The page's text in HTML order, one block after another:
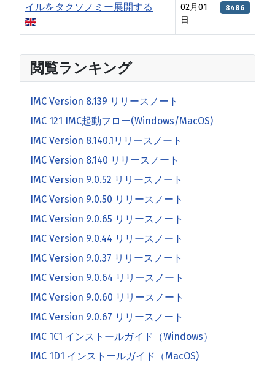
イルをタクソノミー展開する
02月01
日
8486
閲覧ランキング
IMC Version 8.139 リリースノート
IMC 121 IMC起動フロー(Windows/MacOS)
IMC Version 8.140.1リリースノート
IMC Version 8.140 リリースノート
IMC Version 9.0.52 リリースノート
IMC Version 9.0.50 リリースノート
IMC Version 9.0.65 リリースノート
IMC Version 9.0.44 リリースノート
IMC Version 9.0.37 リリースノート
IMC Version 9.0.64 リリースノート
IMC Version 9.0.60 リリースノート
IMC Version 9.0.67 リリースノート
IMC 1C1 インストールガイド（Windows）
IMC 1D1 インストールガイド（MacOS)